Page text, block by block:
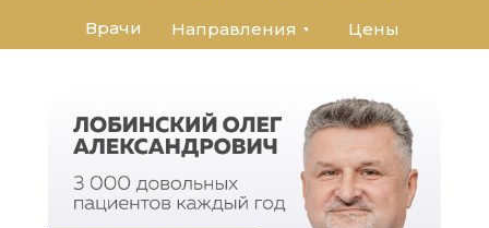
Направления
Врачи Цены
Победитель премии
медицинской тематике и
разработке авторских программ
Олег Александрович является
одним из лучших врачей